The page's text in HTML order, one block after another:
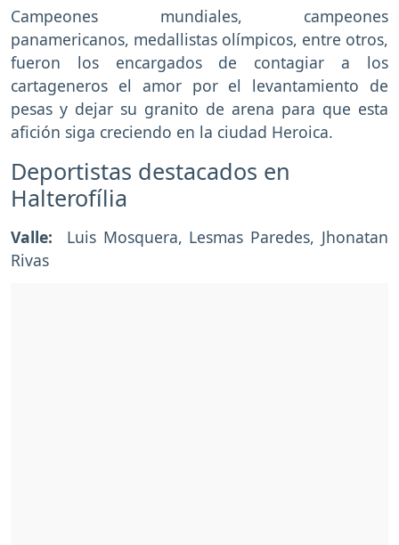
Campeones mundiales, campeones
panamericanos, medallistas olímpicos, entre otros,
fueron los encargados de contagiar a los
cartageneros el amor por el levantamiento de
pesas y dejar su granito de arena para que esta
afición siga creciendo en la ciudad Heroica.
Deportistas destacados en
Halterofília
Valle: Luis Mosquera, Lesmas Paredes, Jhonatan
Rivas